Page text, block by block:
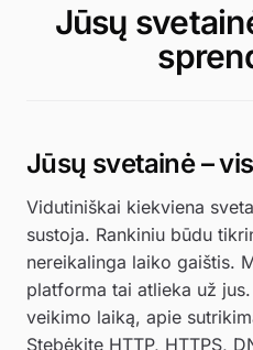
Jūsų
Jūsų svetainė –
Vidutiniškai kiekviena
sustoja. Rankiniu būdu
nereikalinga laiko gaištis.
platforma tai atlieka už
veikimo laiką, apie
Stebėkite HTTP, HTTPS,